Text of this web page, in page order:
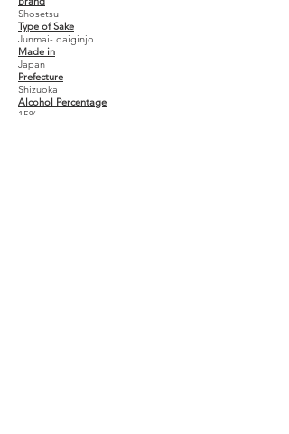
Shosetsu
Type of Sake
Junmai- daiginjo
Made in
Japan
Prefecture
Shizuoka
Alcohol Percentage
15%